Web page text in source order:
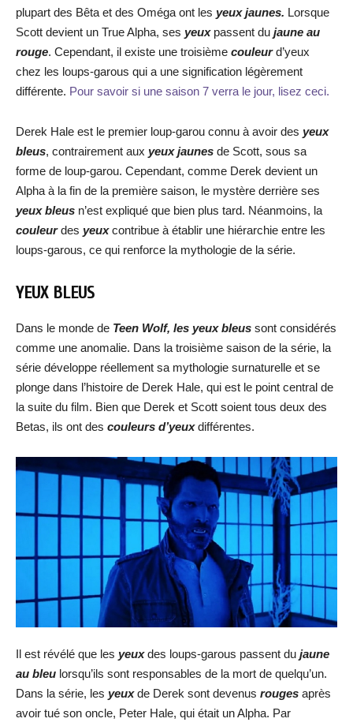
plupart des Bêta et des Oméga ont les yeux jaunes. Lorsque
Scott devient un True Alpha, ses yeux passent du jaune au
rouge. Cependant, il existe une troisième couleurd’yeux
chez les loups-garous qui a une signification légèrement
différente. Pour savoir si une saison 7 verra le jour, lisez ceci.
Derek Hale est le premier loup-garou connu à avoir des yeux
bleus, contrairement aux yeux jaunes de Scott, sous sa
forme de loup-garou. Cependant, comme Derek devient un
Alpha à la fin de la première saison, le mystère derrière ses
yeux bleus n’est expliqué que bien plus tard. Néanmoins, la
couleurdes yeuxcontribue à établir une hiérarchie entre les
loups-garous, ce qui renforce la mythologie de la série.
YEUX BLEUS
Dans le monde de Teen Wolf, les yeux bleus sont considérés
comme une anomalie. Dans la troisième saison de la série, la
série développe réellement sa mythologie surnaturelle et se
plonge dans l’histoire de Derek Hale, qui est le point central de
la suite du film. Bien que Derek et Scott soient tous deux des
Betas, ils ont des couleurs d’yeuxdifférentes.
Il est révélé que les yeuxdes loups-garous passent du jaune
au bleu lorsqu’ils sont responsables de la mort de quelqu’un.
Dans la série, les yeuxde Derek sont devenus rouges après
avoir tué son oncle, Peter Hale, qui était un Alpha. Par